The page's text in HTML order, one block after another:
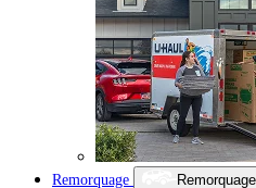
Remorquage
Remorquage